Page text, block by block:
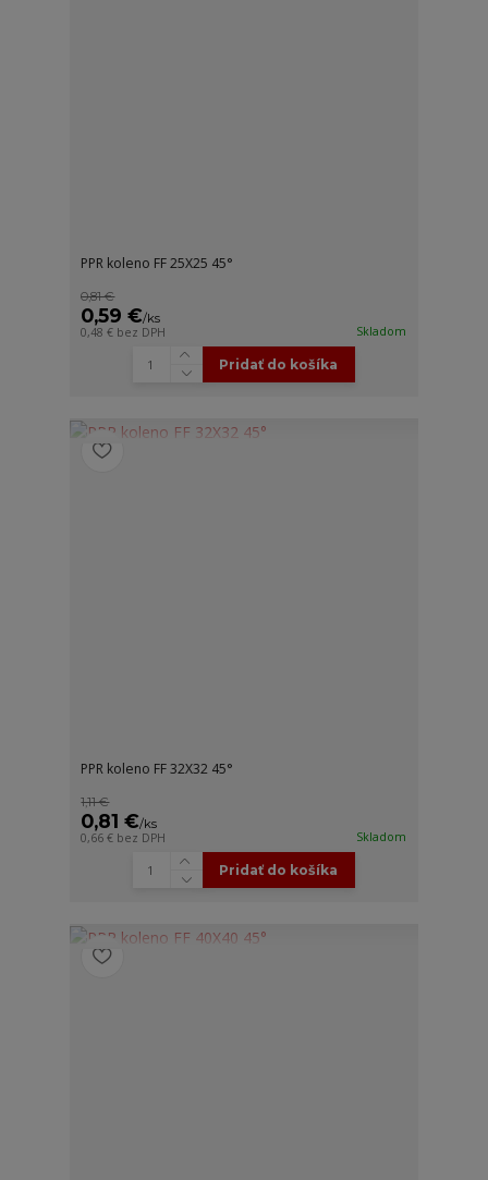
PPR koleno FF 25X25 45°
0,81 €
0,59 €/ks
0,48 € bez DPH Skladom
Pridať do košíka
PPR koleno FF 32X32 45°
1,11 €
0,81 €/ks
0,66 € bez DPH Skladom
Pridať do košíka